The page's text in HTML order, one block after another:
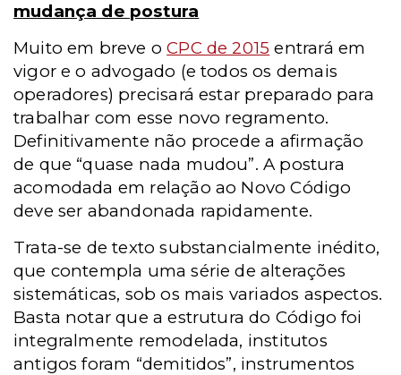
mudança de postura
Muito em breve oCPC de 2015 entrará em
vigor e o advogado (e todos os demais
operadores) precisará estar preparado para
trabalhar com esse novo regramento.
Definitivamente não procede a afirmação
de que “quase nada mudou”. A postura
acomodada em relação ao Novo Código
deve ser abandonada rapidamente.
Trata-se de texto substancialmente inédito,
que contempla uma série de alterações
sistemáticas, sob os mais variados aspectos.
Basta notar que a estrutura do Código foi
integralmente remodelada, institutos
antigos foram “demitidos”, instrumentos